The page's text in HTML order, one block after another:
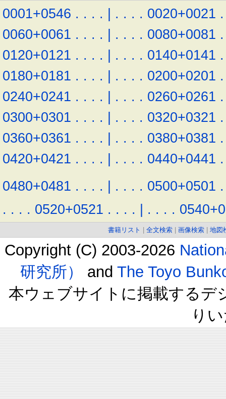
0001+0546 . . . . | . . . . 0020+0021 .
0060+0061 . . . . | . . . . 0080+0081 .
0120+0121 . . . . | . . . . 0140+0141 .
0180+0181 . . . . | . . . . 0200+0201 .
0240+0241 . . . . | . . . . 0260+0261 .
0300+0301 . . . . | . . . . 0320+0321 .
0360+0361 . . . . | . . . . 0380+0381 .
0420+0421 . . . . | . . . . 0440+0441 .
0480+0481 . . . . | . . . . 0500+0501 .
. . . . 0520+0521 . . . . | . . . .
書籍リスト 全文検索 画像検索 地図
Copyright (C) 2003-2026
研究所）
and The Toyo
本ウェブサイトに掲載するデ
り